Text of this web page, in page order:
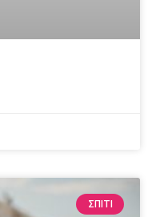
ΣΠΙΤΙ